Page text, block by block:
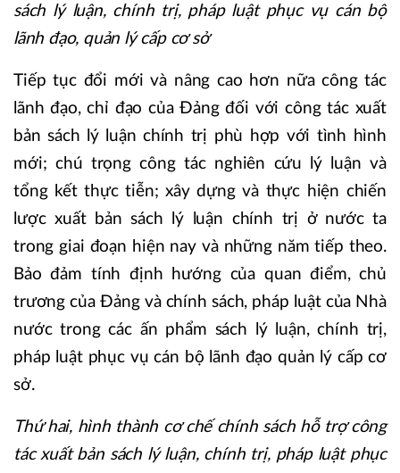
sách lý luận, chính trị, pháp luật phục vụ cán bộ
lãnh đạo, quản lý cấp cơ sở
Tiếp tục đổi mới và nâng cao hơn nữa công tác
lãnh đạo, chỉ đạo của Đảng đối với công tác xuất
bản sách lý luận chính trị phù hợp với tình hình
mới; chú trọng công tác nghiên cứu lý luận và
tổng kết thực tiễn; xây dựng và thực hiện chiến
lược xuất bản sách lý luận chính trị ở nước ta
trong giai đoạn hiện nay và những năm tiếp theo.
Bảo đảm tính định hướng của quan điểm, chủ
trương của Đảng và chính sách, pháp luật của Nhà
nước trong các ấn phẩm sách lý luận, chính trị,
pháp luật phục vụ cán bộ lãnh đạo quản lý cấp cơ
sở.
Thứ hai, hình thành cơ chế chính sách hỗ trợ công
tác xuất bản sách lý luận, chính trị, pháp luật phục